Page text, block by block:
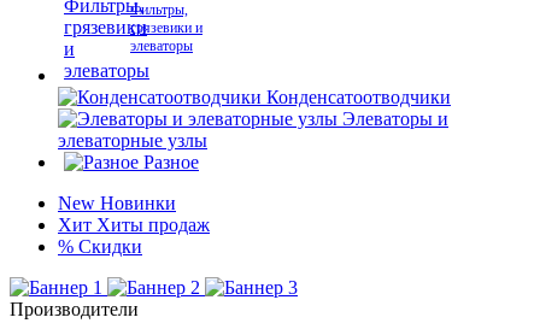
Фильтры,
грязевики и
элеваторы
Конденсатоотводчики
Элеваторы и
элеваторные узлы
Разное
New Новинки
Хит Хиты продаж
% Скидки
Производители